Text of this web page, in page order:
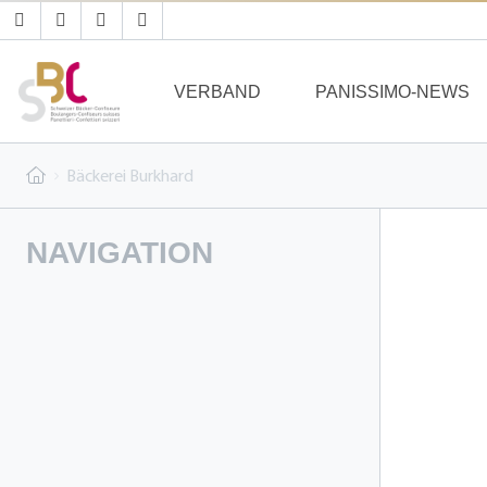
VERBAND PANISSIMO-NEWS
Bäckerei Burkhard
NAVIGATION